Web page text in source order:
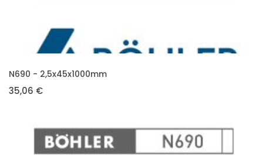
VLOŽIT DO KOŠÍKU
N690 - 2,5x45x1000mm
35,06 €